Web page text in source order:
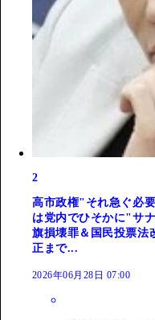
2
高市政権"それ急ぐ必
は党内でひそかに"サ
旗損壊罪＆国民投票法
正まで...
2026年06月28日 07:00